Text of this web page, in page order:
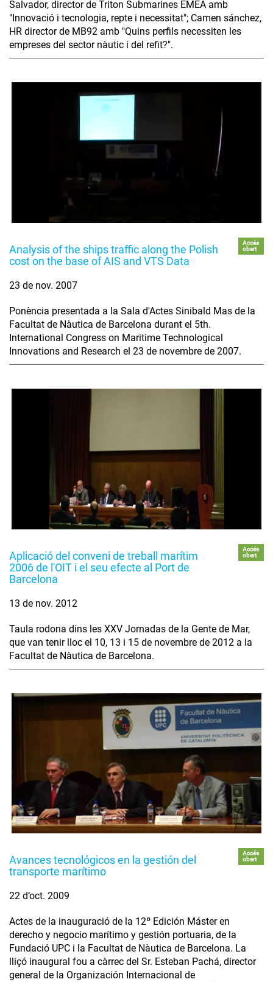
Salvador, director de Triton Submarines EMEA amb
"Innovació i tecnologia, repte i necessitat"; Camen sánchez,
HR director de MB92 amb "Quins perfils necessiten les
empreses del sector nàutic i del refit?".
Analysis of the ships traffic along the Polish
cost on the base of AIS and VTS Data
Accés
obert
23 de nov. 2007
Ponència presentada a la Sala d'Actes Sinibald Mas de la
Facultat de Nàutica de Barcelona durant el 5th.
International Congress on Maritime Technological
Innovations and Research el 23 de novembre de 2007.
Aplicació del conveni de treball marítim
2006 de l'OIT i el seu efecte al Port de
Barcelona
Accés
obert
13 de nov. 2012
Taula rodona dins les XXV Jornadas de la Gente de Mar,
que van tenir lloc el 10, 13 i 15 de novembre de 2012 a la
Facultat de Nàutica de Barcelona.
Avances tecnológicos en la gestión del
transporte marítimo
Accés
obert
22 d’oct. 2009
Actes de la inauguració de la 12º Edición Máster en
derecho y negocio marítimo y gestión portuaria, de la
Fundació UPC i la Facultat de Nàutica de Barcelona. La
lliçó inaugural fou a càrrec del Sr. Esteban Pachá, director
general de la Organización Internacional de